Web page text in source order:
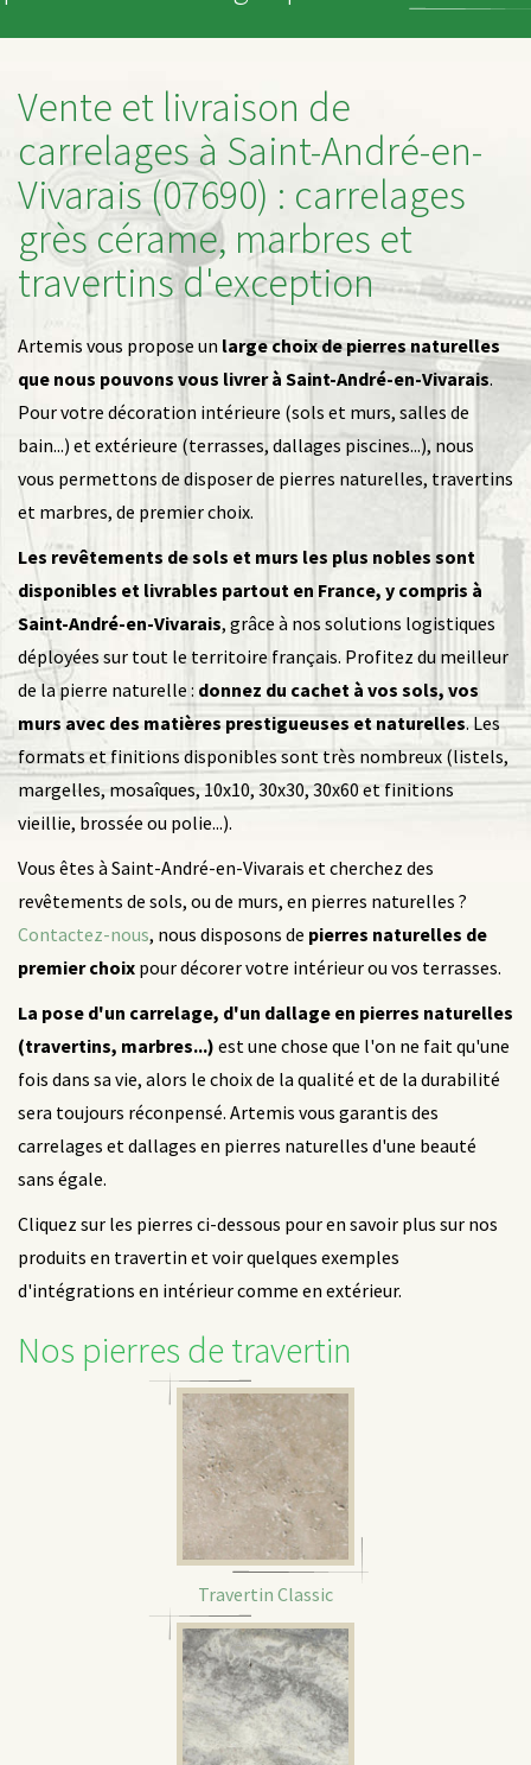
Vente et livraison de
carrelages à Saint-André-en-
Vivarais (07690) : carrelages
grès cérame, marbres et
travertins d'exception
Artemis vous propose un large choix de pierres naturelles
que nous pouvons vous livrer à Saint-André-en-Vivarais.
Pour votre décoration intérieure (sols et murs, salles de
bain...) et extérieure (terrasses, dallages piscines...), nous
vous permettons de disposer de pierres naturelles, travertins
et marbres, de premier choix.
Les revêtements de sols et murs les plus nobles sont
disponibles et livrables partout en France, y compris à
Saint-André-en-Vivarais, grâce à nos solutions logistiques
déployées sur tout le territoire français. Profitez du meilleur
de la pierre naturelle : donnez du cachet à vos sols, vos
murs avec des matières prestigueuses et naturelles. Les
formats et finitions disponibles sont très nombreux (listels,
margelles, mosaîques, 10x10, 30x30, 30x60 et finitions
vieillie, brossée ou polie...).
Vous êtes à Saint-André-en-Vivarais et cherchez des
revêtements de sols, ou de murs, en pierres naturelles ?
Contactez-nous, nous disposons de pierres naturelles de
premier choix pour décorer votre intérieur ou vos terrasses.
La pose d'un carrelage, d'un dallage en pierres naturelles
(travertins, marbres...) est une chose que l'on ne fait qu'une
fois dans sa vie, alors le choix de la qualité et de la durabilité
sera toujours réconpensé. Artemis vous garantis des
carrelages et dallages en pierres naturelles d'une beauté
sans égale.
Cliquez sur les pierres ci-dessous pour en savoir plus sur nos
produits en travertin et voir quelques exemples
d'intégrations en intérieur comme en extérieur.
Nos pierres de travertin
Travertin Classic